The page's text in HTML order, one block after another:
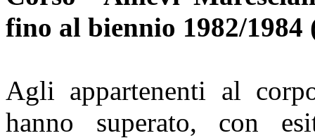
fino al biennio 1982/1984
Agli appartenenti al
hanno superato, con